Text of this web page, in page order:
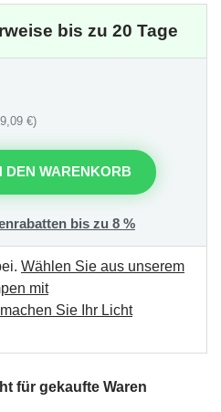
bis zu 20 Tage
€)
DEN WARENKORB
bis zu 8 %
Wählen Sie aus unserem
mit
machen Sie Ihr Licht
für gekaufte Waren